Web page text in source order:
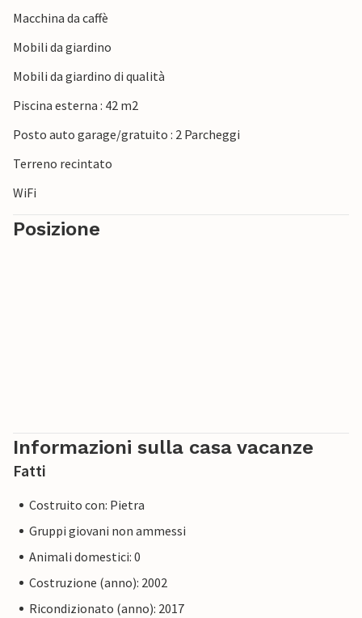
Macchina da caffè
Mobili da giardino
Mobili da giardino di qualità
Piscina esterna : 42 m2
Posto auto garage/gratuito : 2 Parcheggi
Terreno recintato
WiFi
Posizione
Informazioni sulla casa vacanze
Fatti
Costruito con: Pietra
Gruppi giovani non ammessi
Animali domestici: 0
Costruzione (anno): 2002
Ricondizionato (anno): 2017